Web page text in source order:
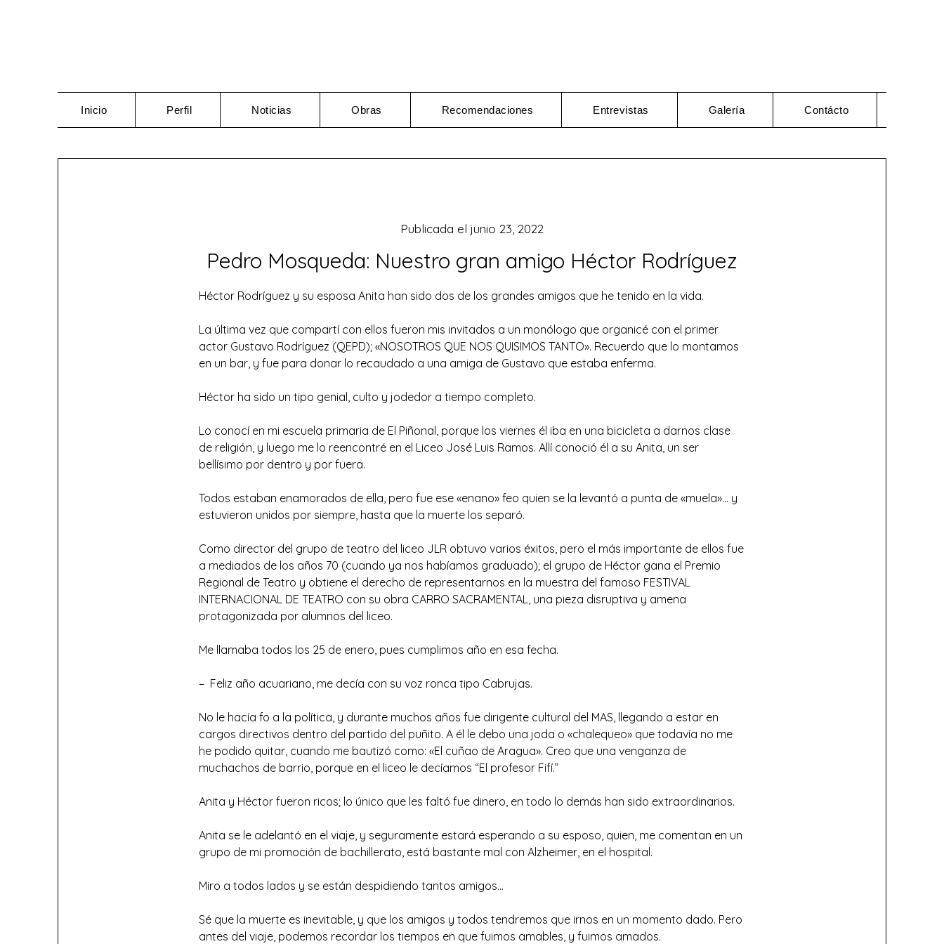
Inicio Perfil Noticias Obras Recomendaciones Entrevistas Galería Contácto
Pedro Mosqueda: Nuestro gran amigo Héctor Rodríguez
Publicada el junio 23, 2022
Héctor Rodríguez y su esposa Anita han sido dos de los grandes amigos que he tenido en la vida.
La última vez que compartí con ellos fueron mis invitados a un monólogo que organicé con el primer
actor Gustavo Rodríguez (QEPD); «NOSOTROS QUE NOS QUISIMOS TANTO». Recuerdo que lo montamos
en un bar, y fue para donar lo recaudado a una amiga de Gustavo que estaba enferma.
Héctor ha sido un tipo genial, culto y jodedor a tiempo completo.
Lo conocí en mi escuela primaria de El Piñonal, porque los viernes él iba en una bicicleta a darnos clase
de religión, y luego me lo reencontré en el Liceo José Luis Ramos. Allí conoció él a su Anita, un ser
bellísimo por dentro y por fuera.
Todos estaban enamorados de ella, pero fue ese «enano» feo quien se la levantó a punta de «muela»… y
estuvieron unidos por siempre, hasta que la muerte los separó.
Como director del grupo de teatro del liceo JLR obtuvo varios éxitos, pero el más importante de ellos fue
a mediados de los años 70 (cuando ya nos habíamos graduado); el grupo de Héctor gana el Premio
Regional de Teatro y obtiene el derecho de representarnos en la muestra del famoso FESTIVAL
INTERNACIONAL DE TEATRO con su obra CARRO SACRAMENTAL, una pieza disruptiva y amena
protagonizada por alumnos del liceo.
Me llamaba todos los 25 de enero, pues cumplimos año en esa fecha.
– Feliz año acuariano, me decía con su voz ronca tipo Cabrujas.
No le hacía fo a la política, y durante muchos años fue dirigente cultural del MAS, llegando a estar en
cargos directivos dentro del partido del puñito. A él le debo una joda o «chalequeo» que todavía no me
he podido quitar, cuando me bautizó como: «El cuñao de Aragua». Creo que una venganza de
muchachos de barrio, porque en el liceo le decíamos “El profesor Fifí.”
Anita y Héctor fueron ricos; lo único que les faltó fue dinero, en todo lo demás han sido extraordinarios.
Anita se le adelantó en el viaje, y seguramente estará esperando a su esposo, quien, me comentan en un
grupo de mi promoción de bachillerato, está bastante mal con Alzheimer, en el hospital.
Miro a todos lados y se están despidiendo tantos amigos…
Sé que la muerte es inevitable, y que los amigos y todos tendremos que irnos en un momento dado. Pero
antes del viaje, podemos recordar los tiempos en que fuimos amables, y fuimos amados.